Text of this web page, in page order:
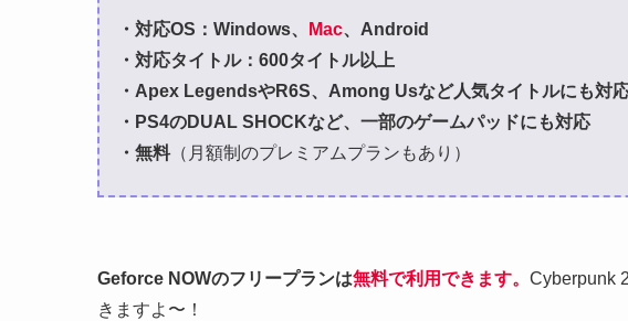
・対応OS：Windows、 Mac、Android
・対応タイトル：600タイトル以上
・Apex LegendsやR6S、Among Usなど人気タイトルにも対
・PS4のDUAL SHOCKなど、一部のゲームパッドにも対応
・無料（月額制のプレミアムプランもあり）
Geforce NOWのフリープランは無料で利用できます。 Cyberpunk
きますよ〜！